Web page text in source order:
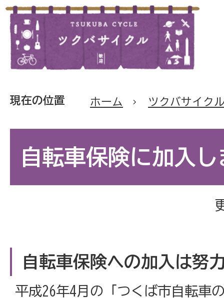
現在の位置 ホーム ツクバサイク
自転車保険に加入
自転車保険への加入は努
平成26年4月の「つくば市自転車